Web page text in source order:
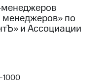
по
и Ассоциации